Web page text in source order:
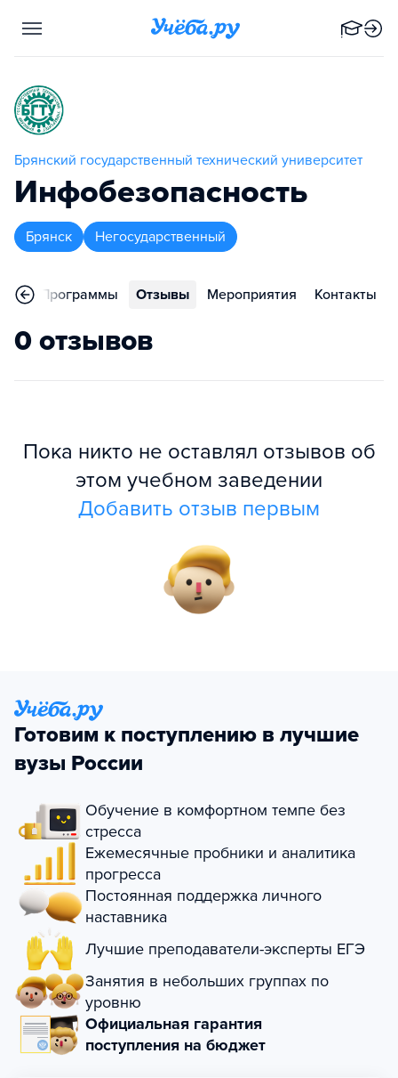
Брянский государственный технический университет
Инфобезопасность
Брянск Негосударственный
Программы Отзывы Мероприятия Контакты
0 отзывов
Пока никто не оставлял отзывов об
этом учебном заведении
Добавить отзыв первым
Готовим к поступлению в лучшие
вузы России
Обучение в комфортном темпе без
стресса
Ежемесячные пробники и аналитика
прогресса
Постоянная поддержка личного
наставника
Лучшие преподаватели-эксперты ЕГЭ
Занятия в небольших группах по
уровню
Официальная гарантия
поступления на бюджет